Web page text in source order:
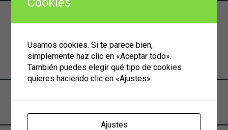
Ventanas 2 hojas
Puertas
Puerta 1 hoja
ColorBlanco
Usamos cookies. Si te parece bien,
simplemente haz clic en «Aceptar todo».
También puedes elegir qué tipo de cookies
quieres haciendo clic en «Ajustes».
Ajustes